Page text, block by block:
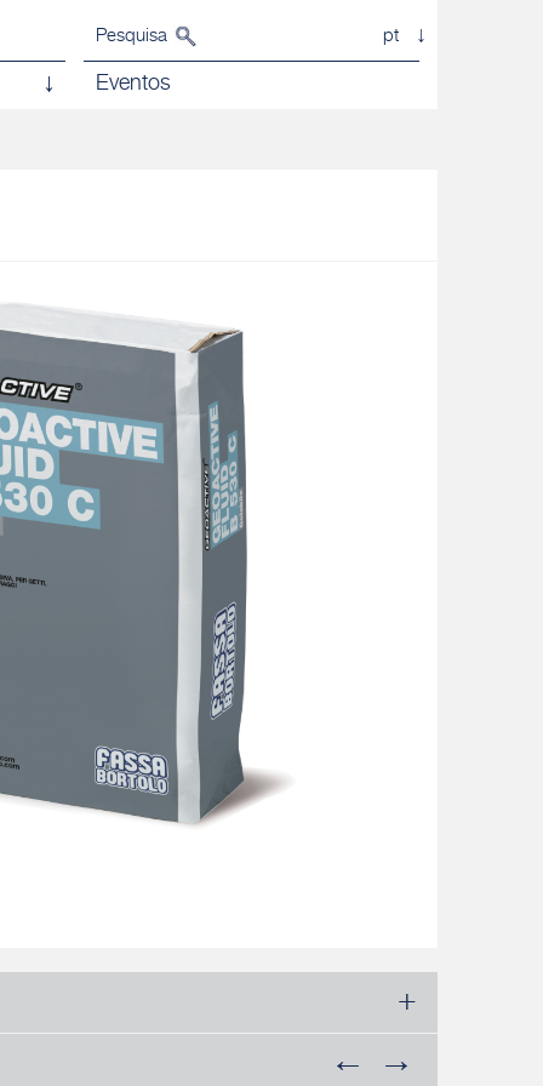
Pesquisa pt
Eventos